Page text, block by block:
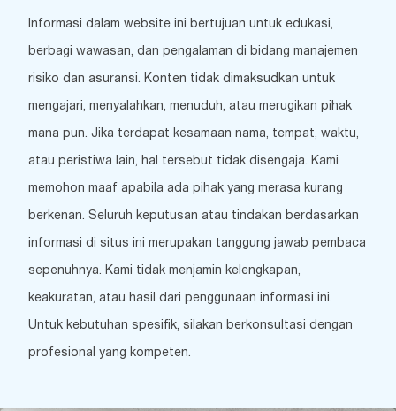
Informasi dalam website ini bertujuan untuk edukasi,
berbagi wawasan, dan pengalaman di bidang manajemen
risiko dan asuransi. Konten tidak dimaksudkan untuk
mengajari, menyalahkan, menuduh, atau merugikan pihak
mana pun. Jika terdapat kesamaan nama, tempat, waktu,
atau peristiwa lain, hal tersebut tidak disengaja. Kami
memohon maaf apabila ada pihak yang merasa kurang
berkenan. Seluruh keputusan atau tindakan berdasarkan
informasi di situs ini merupakan tanggung jawab pembaca
sepenuhnya. Kami tidak menjamin kelengkapan,
keakuratan, atau hasil dari penggunaan informasi ini.
Untuk kebutuhan spesifik, silakan berkonsultasi dengan
profesional yang kompeten.